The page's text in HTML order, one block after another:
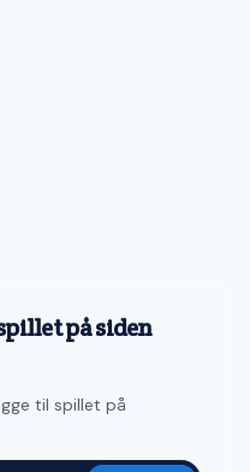
på siden
til spillet på